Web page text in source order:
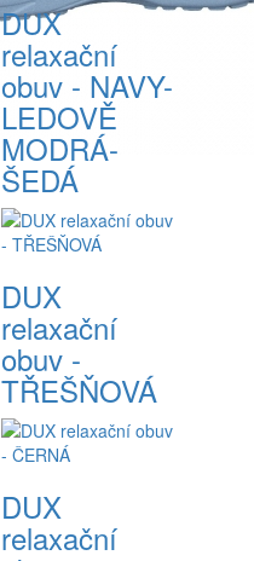
DUX
relaxační
obuv - NAVY-
LEDOVĚ
MODRÁ-
ŠEDÁ
DUX
relaxační
obuv -
TŘEŠŇOVÁ
DUX
relaxační